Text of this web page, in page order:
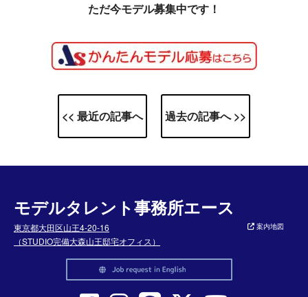
ただ今モデル募集中です！
<< 最近の記事へ 過去の記事へ >>
モデルタレント事務所エース
東京都大田区山王4-20-16
（STUDIO完備大森山王邸宅オフィス）
案内地図